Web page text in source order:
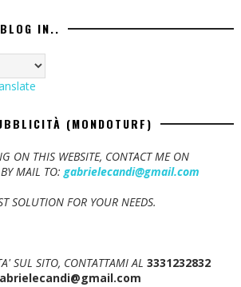
IN..
(MONDOTURF)
ON THIS WEBSITE, CONTACT ME ON
MAIL TO:gabrielecandi@gmail.com
SOLUTION FOR YOUR NEEDS.
SUL SITO, CONTATTAMI AL 3331232832